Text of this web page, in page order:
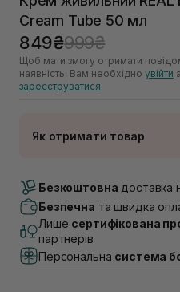
Cream Tube 50 мл
849₴999₴
Щоб мати змогу отримати
наявність, Вам необхідно увійти
зареєструватися.
Як отримати товар
Немає в наявності!
Немає в наявності!
Самовивіз м. Львів,
(Duck’s Lake)
Немає в наявності!
Безкоштовна доставка
Безпечна та швидка
Лише сертифікована
партнерів
Персональна система